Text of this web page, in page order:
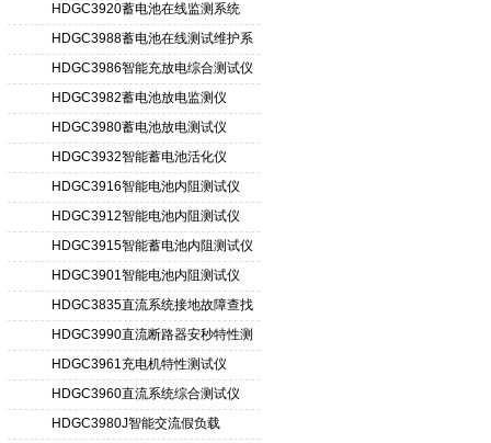
HDGC3920蓄电池在线监测系统
HDGC3988蓄电池在线测试维护系
统
HDGC3986智能充放电综合测试仪
HDGC3982蓄电池放电监测仪
HDGC3980蓄电池放电测试仪
HDGC3932智能蓄电池活化仪
HDGC3916智能电池内阻测试仪
HDGC3912智能电池内阻测试仪
HDGC3915智能蓄电池内阻测试仪
HDGC3901智能电池内阻测试仪
HDGC3835直流系统接地故障查找
仪
HDGC3990直流断路器安秒特性测
试仪
HDGC3961充电机特性测试仪
HDGC3960直流系统综合测试仪
HDGC3980J智能交流假负载